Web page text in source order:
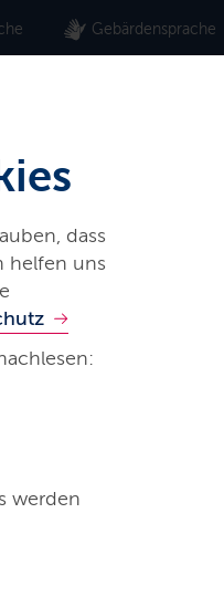
dass
helfen uns
werden
Gebärdensprache